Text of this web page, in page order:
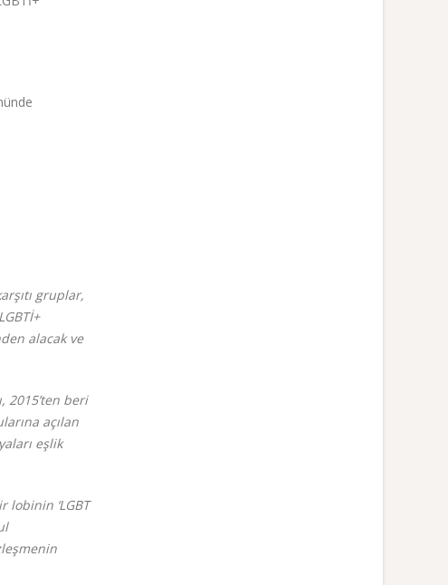
gruplar,
alacak ve
2015’ten beri
açılan
eşlik
lobinin ‘LGBT